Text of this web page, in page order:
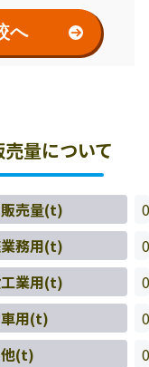
へ
売量について
売量(t)
0
務用(t)
0
業用(t)
0
用(t)
0
(t)
0